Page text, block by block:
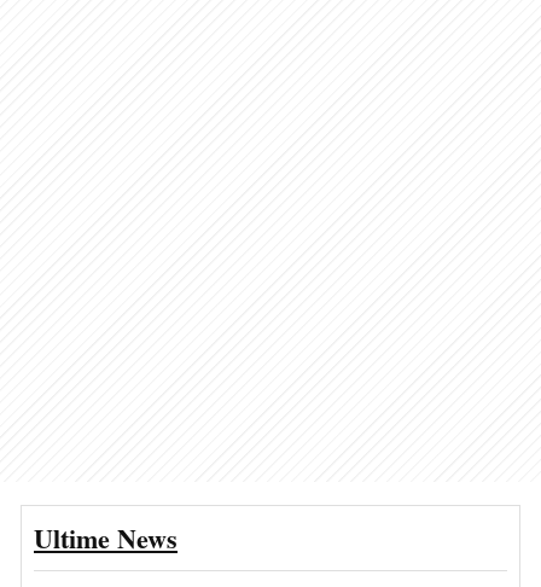
Ultime News